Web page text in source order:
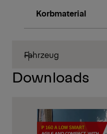
Korbmaterial
Fahrzeug
Downloads